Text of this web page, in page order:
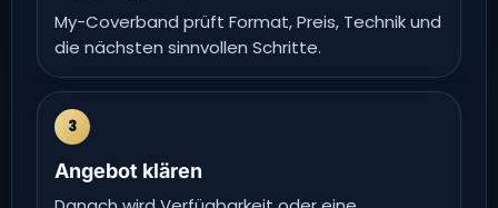
My-Coverband prüft Format, Preis, Technik und
die nächsten sinnvollen Schritte.
3
Angebot klären